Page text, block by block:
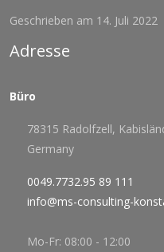
Geschrieben am 14. Juli 2022
Adresse
Büro
78315 Radolfzell,
Germany
0049.7732.95 89 111
info@ms-consulting-
Mo-Fr: 08:00 - 12:00